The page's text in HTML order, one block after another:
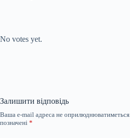
No votes yet.
Залишити відповідь
Ваша e-mail адреса не оприлюднюватиметься.
позначені *